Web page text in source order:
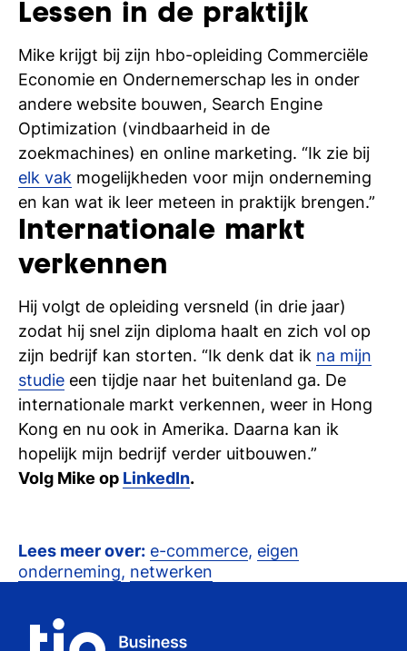
Lessen in de praktijk
Mike krijgt bij zijn hbo-opleiding Commerciële
Economie en Ondernemerschap les in onder
andere website bouwen, Search Engine
Optimization (vindbaarheid in de
zoekmachines) en online marketing. “Ik zie bij
elk vak mogelijkheden voor mijn onderneming
en kan wat ik leer meteen in praktijk brengen.”
Internationale markt
verkennen
Hij volgt de opleiding versneld (in drie jaar)
zodat hij snel zijn diploma haalt en zich vol op
zijn bedrijf kan storten. “Ik denk dat ik na mijn
studie een tijdje naar het buitenland ga. De
internationale markt verkennen, weer in Hong
Kong en nu ook in Amerika. Daarna kan ik
hopelijk mijn bedrijf verder uitbouwen.”
Volg Mike op LinkedIn.
Lees meer over: e-commerce, eigen
onderneming, netwerken